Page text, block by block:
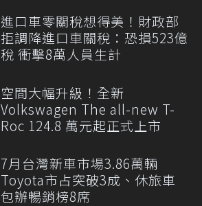
進口車零關稅想得美！財政部
拒調降進口車關稅：恐損523億
稅 衝擊8萬人員生計
空間大幅升級！全新
Volkswagen The all-new T-
Roc 124.8 萬元起正式上市
7月台灣新車市場3.86萬輛
Toyota市占突破3成、休旅車
包辦暢銷榜8席